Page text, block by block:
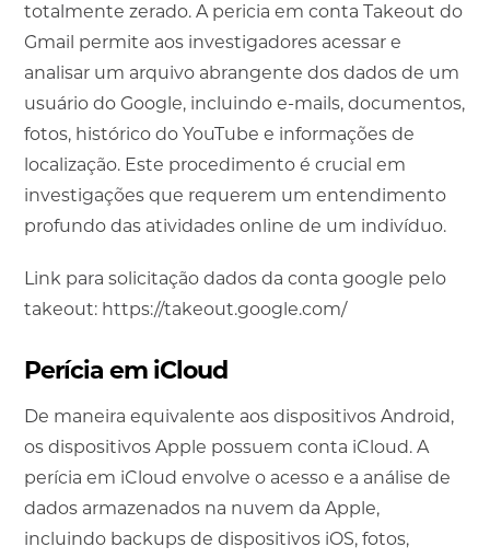
totalmente zerado. A pericia em conta Takeout do
Gmail permite aos investigadores acessar e
analisar um arquivo abrangente dos dados de um
usuário do Google, incluindo e-mails, documentos,
fotos, histórico do YouTube e informações de
localização. Este procedimento é crucial em
investigações que requerem um entendimento
profundo das atividades online de um indivíduo.
Link para solicitação dados da conta google pelo
takeout: https://takeout.google.com/
Perícia em iCloud
De maneira equivalente aos dispositivos Android,
os dispositivos Apple possuem conta iCloud. A
perícia em iCloud envolve o acesso e a análise de
dados armazenados na nuvem da Apple,
incluindo backups de dispositivos iOS, fotos,